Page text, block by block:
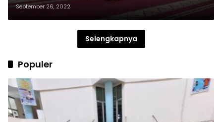
September 26, 2022
Selengkapnya
Populer